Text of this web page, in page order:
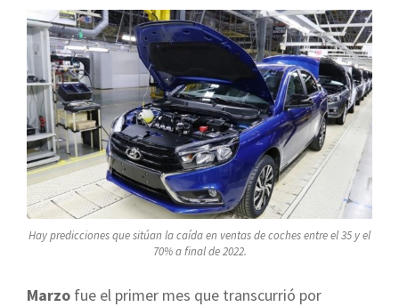
Hay predicciones que sitúan la caída en ventas de coches entre el 35 y el
70% a final de 2022.
Marzo fue el primer mes que transcurrió por